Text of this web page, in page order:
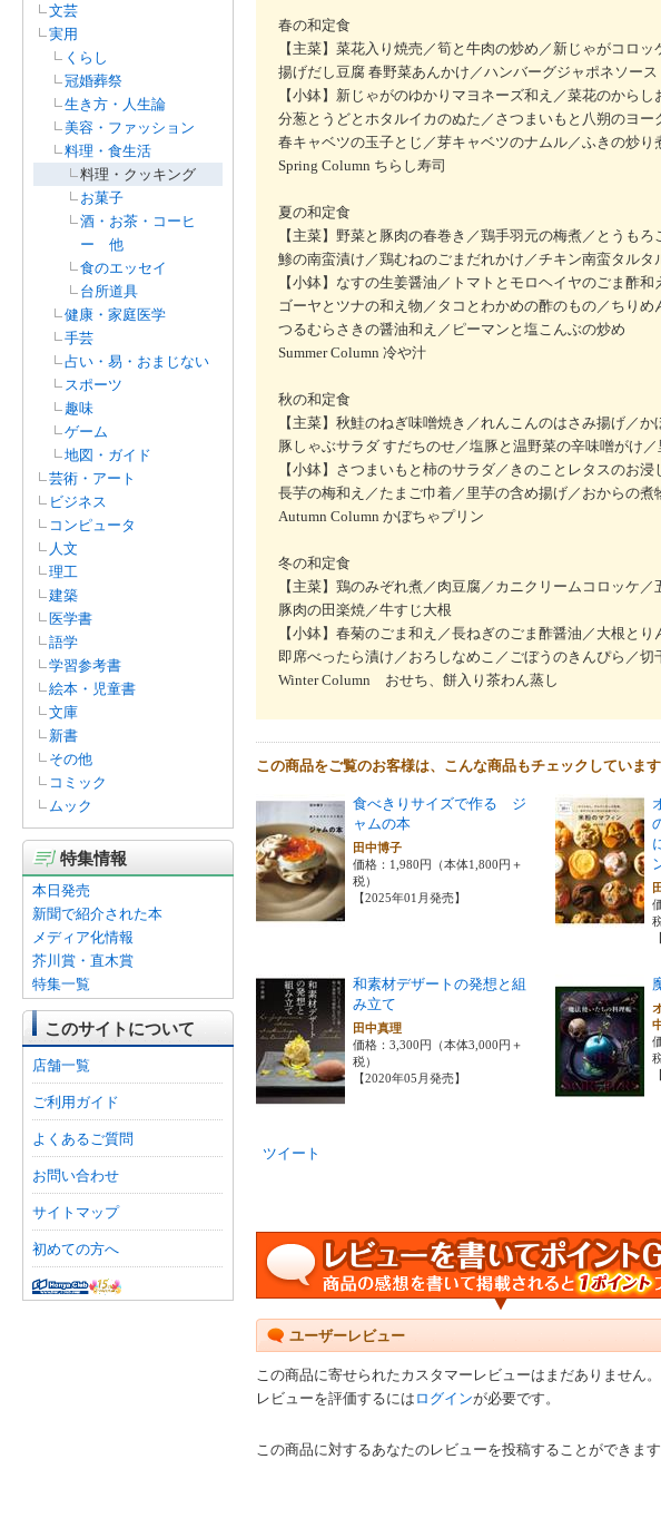
文芸
実用
くらし
冠婚葬祭
生き方・人生論
美容・ファッション
料理・食生活
料理・クッキング
お菓子
酒・お茶・コーヒ
ー 他
食のエッセイ
台所道具
健康・家庭医学
手芸
占い・易・おまじない
スポーツ
趣味
ゲーム
地図・ガイド
芸術・アート
ビジネス
コンピュータ
人文
理工
建築
医学書
語学
学習参考書
絵本・児童書
文庫
新書
その他
コミック
ムック
特集情報
本日発売
新聞で紹介された本
メディア化情報
芥川賞・直木賞
特集一覧
このサイトについて
店舗一覧
ご利用ガイド
よくあるご質問
お問い合わせ
サイトマップ
初めての方へ
春の和定食
【主菜】菜花入り焼売／筍と牛肉の炒め／新じゃがコロッ
揚げだし豆腐 春野菜あんかけ／ハンバーグジャポネソース
【小鉢】新じゃがのゆかりマヨネーズ和え／菜花のから
分葱とうどとホタルイカのぬた／さつまいもと八朔のヨー
春キャベツの玉子とじ／芽キャベツのナムル／ふきの炒り
Spring Column ちらし寿司
夏の和定食
【主菜】野菜と豚肉の春巻き／鶏手羽元の梅煮／とうもろ
鯵の南蛮漬け／鶏むねのごまだれかけ／チキン南蛮タルタ
【小鉢】なすの生姜醤油／トマトとモロヘイヤのごま酢
ゴーヤとツナの和え物／タコとわかめの酢のもの／ちり
つるむらさきの醤油和え／ピーマンと塩こんぶの炒め
Summer Column 冷や汁
秋の和定食
【主菜】秋鮭のねぎ味噌焼き／れんこんのはさみ揚げ／
豚しゃぶサラダ すだちのせ／塩豚と温野菜の辛味噌がけ／
【小鉢】さつまいもと柿のサラダ／きのことレタスのお
長芋の梅和え／たまご巾着／里芋の含め揚げ／おからの煮
Autumn Column かぼちゃプリン
冬の和定食
【主菜】鶏のみぞれ煮／肉豆腐／カニクリームコロッケ／
豚肉の田楽焼／牛すじ大根
【小鉢】春菊のごま和え／長ねぎのごま酢醤油／大根と
即席べったら漬け／おろしなめこ／ごぼうのきんぴら／切
Winter Column おせち、餅入り茶わん蒸し
この商品をご覧のお客様は、こんな商品もチェックしています
食べきりサイズで作る ジ
ャムの本
田中博子
価格：1,980円（本体1,800円＋
税）
【2025年01月発売】
和素材デザートの発想と組
み立て
田中真理
価格：3,300円（本体3,000円＋
税）
【2020年05月発売】
ツイート
ユーザーレビュー
この商品に寄せられたカスタマーレビューはまだありません。
レビューを評価するには ログインが必要です。
この商品に対するあなたのレビューを投稿することができます